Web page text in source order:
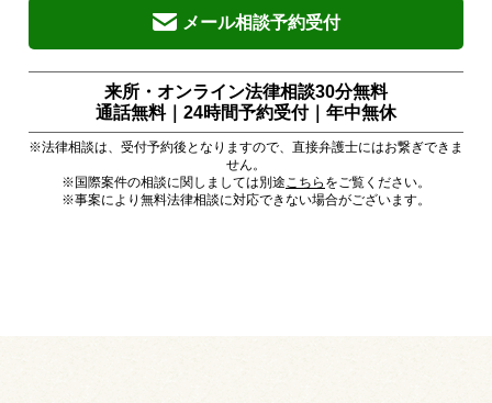
メール相談予約受付
来所・オンライン法律相談30分無料
通話無料｜24時間予約受付｜ 年中無休
※法律相談は、受付予約後となりますので、直接弁護士にはお繋ぎできま
せん。
※国際案件の相談に関しましては別途こちら をご覧ください。
※事案により無料法律相談に対応できない場合がございます。